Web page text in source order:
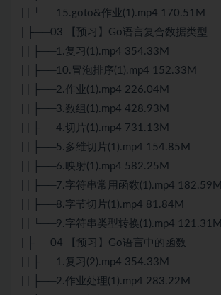
| | └──15.goto&作业(1).mp4 170.51M
| ├──03 【预习】Go语言复合数据类型
| | ├──1.复习(1).mp4 354.33M
| | ├──10.冒泡排序(1).mp4 152.33M
| | ├──2.作业(1).mp4 226.04M
| | ├──3.数组(1).mp4 428.93M
| | ├──4.切片(1).mp4 731.13M
| | ├──5.多维切片(1).mp4 154.85M
| | ├──6.映射(1).mp4 582.25M
| | ├──7.字符串常用函数(1).mp4 182.59M
| | ├──8.字节切片(1).mp4 81.84M
| | └──9.字符串类型转换(1).mp4 121.31M
| ├──04 【预习】Go语言中的函数
| | ├──1.复习(2).mp4 354.33M
| | ├──2.作业处理(1).mp4 283.22M